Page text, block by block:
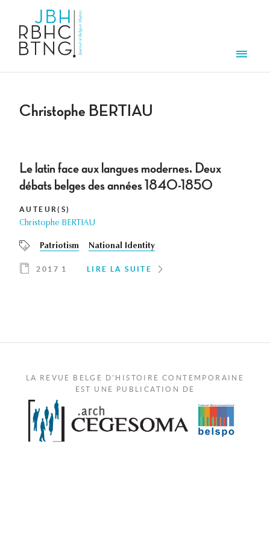
Christophe BERTIAU
Le latin face aux langues modernes. Deux
débats belges des années 1840-1850
AUTEUR(S)
Christophe BERTIAU
Patriotism National Identity
2017 1 LIRE LA SUITE
LA REVUE BELGE D'HISTOIRE CONTEMPORAINE
EST UNE PUBLICATION DE